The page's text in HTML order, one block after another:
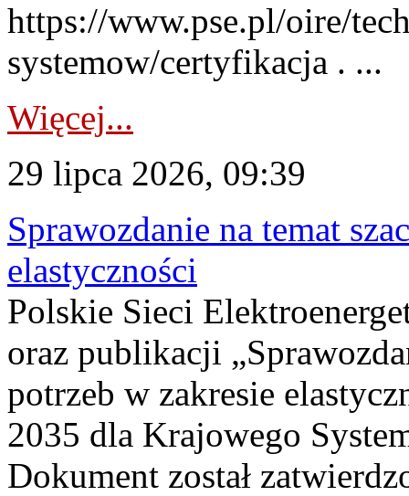
https://www.pse.pl/oire/
systemow/certyfikacja . ...
Więcej...
29 lipca 2026, 09:39
Sprawozdanie na temat
elastyczności
Polskie Sieci
oraz publikacji
potrzeb w zakresie
2035 dla Krajowego
Dokument został